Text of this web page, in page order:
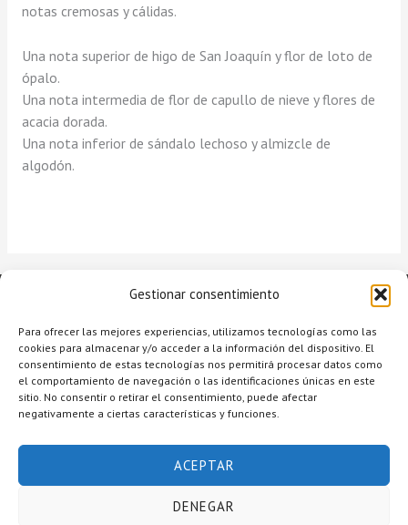
Gestionar consentimiento
Para ofrecer las mejores experiencias, utilizamos tecnologías como las
cookies para almacenar y/o acceder a la información del dispositivo. El
consentimiento de estas tecnologías nos permitirá procesar datos como
el comportamiento de navegación o las identificaciones únicas en este
sitio. No consentir o retirar el consentimiento, puede afectar
negativamente a ciertas características y funciones.
ACEPTAR
DENEGAR
notas cremosas y cálidas.
Una nota superior de higo de San Joaquín y flor de loto de
ópalo.
Una nota intermedia de flor de capullo de nieve y flores de
acacia dorada.
Una nota inferior de sándalo lechoso y almizcle de
algodón.
Copyright © 2026 Raquel Alcolea Salón de Belleza
Accesibilidad